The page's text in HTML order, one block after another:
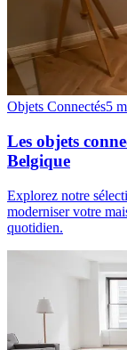
Objets Connectés5
Les objets
Belgique
Explorez notre
moderniser votre
quotidien.